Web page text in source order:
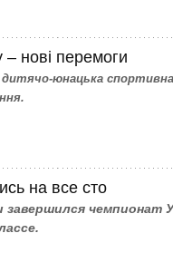
нові перемоги
дитячо-юнацька
на все сто
завершился чемпионат